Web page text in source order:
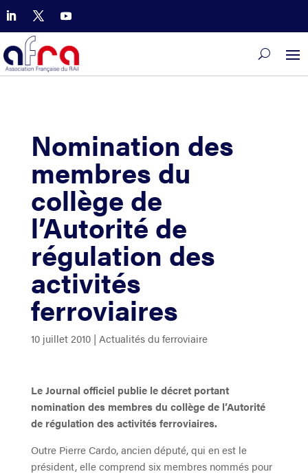
Nomination des
membres du
collège de
l’Autorité de
régulation des
activités
ferroviaires
10 juillet 2010| Actualités du ferroviaire
Le Journal officiel publie le décret portant
nomination des membres du collège de l’Autorité
de régulation des activités ferroviaires.
Outre Pierre Cardo, ancien député, qui en est le
président, elle comprend six membres nommés pour